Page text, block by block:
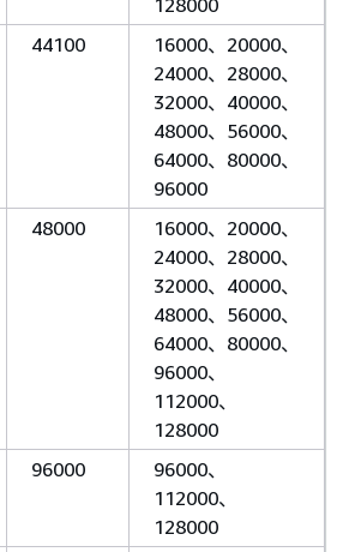
44100
16000、20000、
24000、28000、
32000、40000、
48000、56000、
64000、80000、
96000
48000
16000、20000、
24000、28000、
32000、40000、
48000、56000、
64000、80000、
96000、
112000、
128000
96000
96000、
112000、
128000